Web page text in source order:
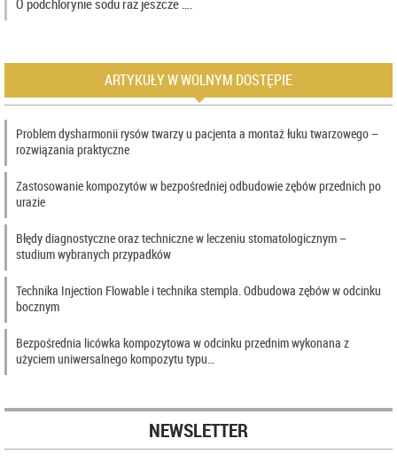
ARTYKUŁY W WOLNYM DOSTĘPIE
Problem dysharmonii rysów twarzy u pacjenta a montaż łuku twarzowego –
rozwiązania praktyczne
Zastosowanie kompozytów w bezpośredniej odbudowie zębów przednich po
urazie
Błędy diagnostyczne oraz techniczne w leczeniu stomatologicznym –
studium wybranych przypadków
Technika Injection Flowable i technika stempla. Odbudowa zębów w odcinku
bocznym
Bezpośrednia licówka kompozytowa w odcinku przednim wykonana z
użyciem uniwersalnego kompozytu typu…
NEWSLETTER